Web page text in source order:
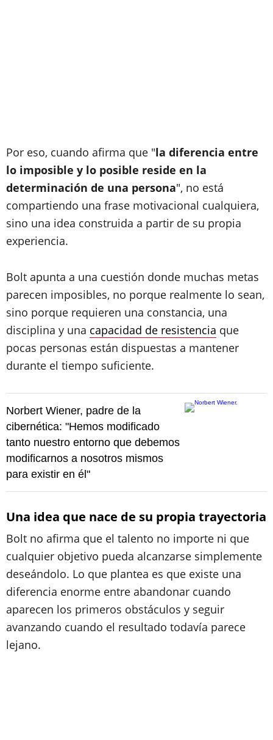
Por eso, cuando afirma que "la diferencia entre
lo imposible y lo posible reside en la
determinación de una persona", no está
compartiendo una frase motivacional cualquiera,
sino una idea construida a partir de su propia
experiencia.
Bolt apunta a una cuestión donde muchas metas
parecen imposibles, no porque realmente lo sean,
sino porque requieren una constancia, una
disciplina y una capacidad de resistencia que
pocas personas están dispuestas a mantener
durante el tiempo suficiente.
Norbert Wiener, padre de la
cibernética: "Hemos modificado
tanto nuestro entorno que debemos
modificarnos a nosotros mismos
para existir en él"
Una idea que nace de su propia trayectoria
Bolt no afirma que el talento no importe ni que
cualquier objetivo pueda alcanzarse simplemente
deseándolo. Lo que plantea es que existe una
diferencia enorme entre abandonar cuando
aparecen los primeros obstáculos y seguir
avanzando cuando el resultado todavía parece
lejano.